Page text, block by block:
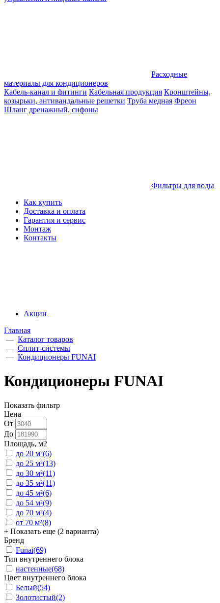
Расходные
материалы для кондиционеров
Кабель-канал и фитинги Кабельная продукция Кронштейны,
козырьки, антивандальные решетки Труба медная Фреон
Шланг дренажный, сифоны
Фильтры для воды
Как купить
Доставка и оплата
Гарантия и сервис
Монтаж
Контакты
Акции
Главная
— Каталог товаров
— Сплит-системы
— Кондиционеры FUNAI
Кондиционеры FUNAI
Показать фильтр
Цена
От
До
Площадь, м2
до 20 м²(6)
до 25 м²(13)
до 30 м²(11)
до 35 м²(11)
до 45 м²(6)
до 54 м²(9)
до 70 м²(4)
от 70 м²(8)
+ Показать еще (2 варианта)
Бренд
Funai(69)
Тип внутреннего блока
настенные(68)
Цвет внутреннего блока
Белый(54)
Золотистый(2)